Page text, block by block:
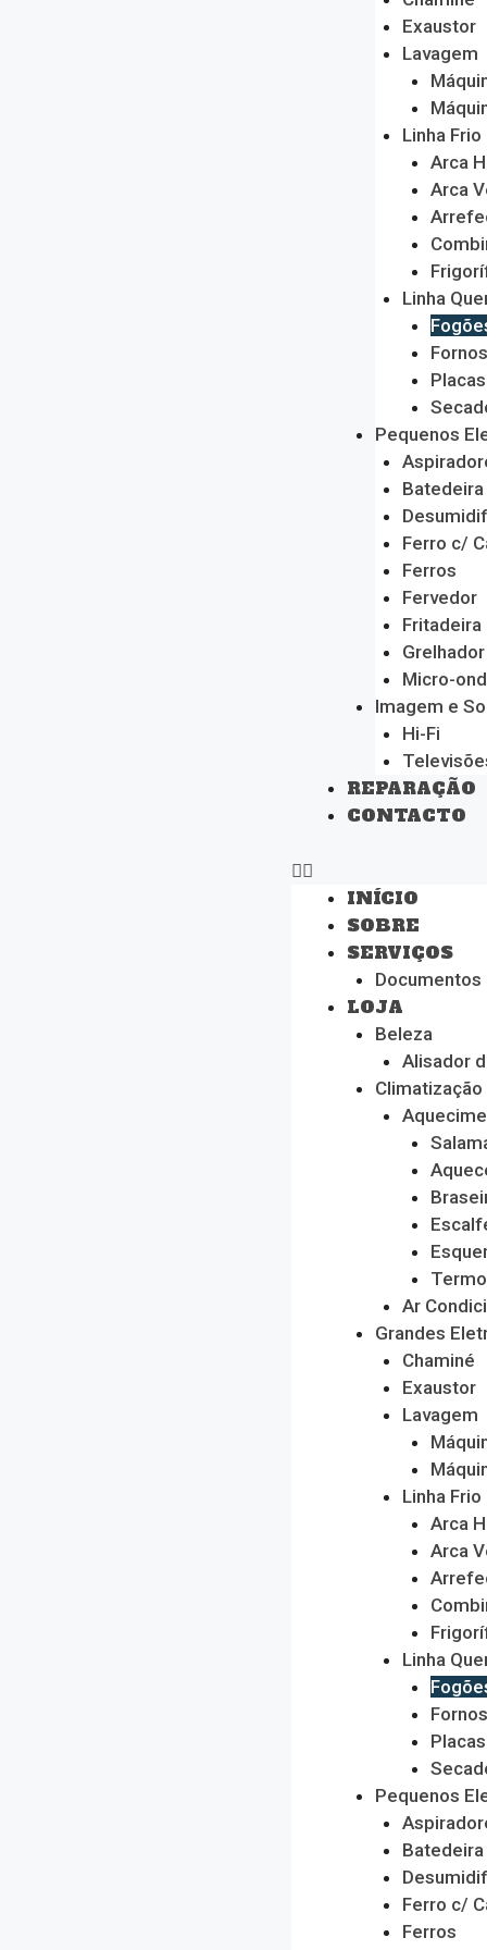
Exaustor
Lavagem
Linha Frio
Arca
Arca
Linha
Fornos
Placas
Pequenos
Batedeira
Ferro c/
Ferros
Fervedor
Fritadeira
Grelhador
Micro-
Imagem e
Hi-Fi
REPARAÇÃO
CONTACTO
INÍCIO
SOBRE
SERVIÇOS
Documentos
LOJA
Beleza
Alisador
Climatização
Ar
Grandes
Chaminé
Exaustor
Lavagem
Linha Frio
Arca
Arca
Linha
Fornos
Placas
Pequenos
Batedeira
Ferro c/
Ferros